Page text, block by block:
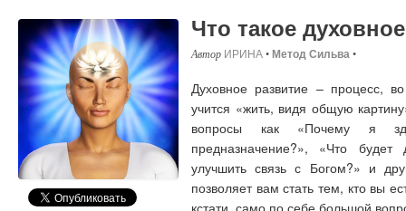
Что такое
ИРИНА•Метод Сильва•
Духовное развитие – процесс,
учится «жить, видя общую
вопросы как «Почему я
предназначение?», «Что
улучшить связь с Богом?» и
позволяет вам стать тем, кто вы
кстати, само по себе большой